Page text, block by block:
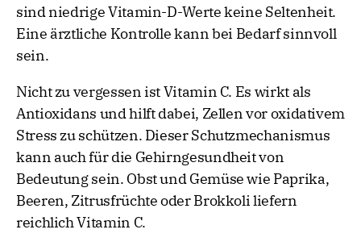
sind niedrige Vitamin-D-Werte keine Seltenheit.
Eine ärztliche Kontrolle kann bei Bedarf sinnvoll
sein.
Nicht zu vergessen ist Vitamin C. Es wirkt als
Antioxidans und hilft dabei, Zellen vor oxidativem
Stress zu schützen. Dieser Schutzmechanismus
kann auch für die Gehirngesundheit von
Bedeutung sein. Obst und Gemüse wie Paprika,
Beeren, Zitrusfrüchte oder Brokkoli liefern
reichlich Vitamin C.